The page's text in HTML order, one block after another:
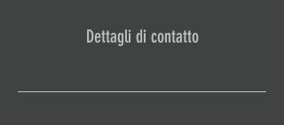
Dettagli di contatto